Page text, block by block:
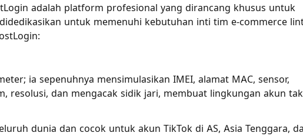
adalah platform profesional yang dirancang khusus untuk
untuk memenuhi kebutuhan inti tim e-commerce
ia sepenuhnya mensimulasikan IMEI, alamat MAC, sensor,
resolusi, dan mengacak sidik jari, membuat lingkungan akun tak
dunia dan cocok untuk akun TikTok di AS, Asia Tenggara,